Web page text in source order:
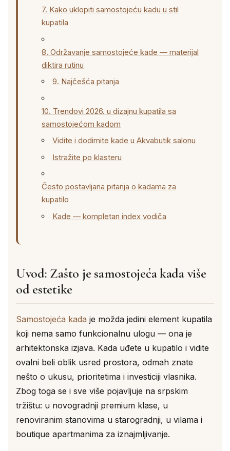
7. Kako uklopiti samostojeću kadu u stil
kupatila
8. Održavanje samostojeće kade — materijal
diktira rutinu
9. Najčešća pitanja
10. Trendovi 2026. u dizajnu kupatila sa
samostojećom kadom
Vidite i dodirnite kade u Akvabutik salonu
Istražite po klasteru
Često postavljana pitanja o kadama za
kupatilo
Kade — kompletan index vodiča
Uvod: Zašto je samostojeća kada više
od estetike
Samostojeća kada je možda jedini element kupatila
koji nema samo funkcionalnu ulogu — ona je
arhitektonska izjava. Kada uđete u kupatilo i vidite
ovalni beli oblik usred prostora, odmah znate
nešto o ukusu, prioritetima i investiciji vlasnika.
Zbog toga se i sve više pojavljuje na srpskim
tržištu: u novogradnji premium klase, u
renoviranim stanovima u starogradnji, u vilama i
boutique apartmanima za iznajmljivanje.